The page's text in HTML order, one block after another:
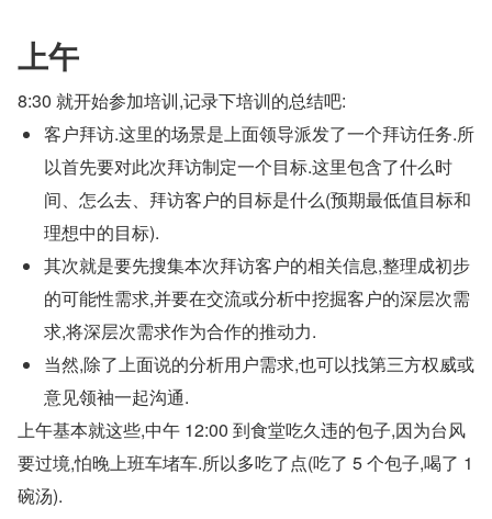
上午
8:30 就开始参加培训,记录下培训的总结吧:
客户拜访.这里的场景是上面领导派发了一个拜访任务.所
以首先要对此次拜访制定一个目标.这里包含了什么时
间、怎么去、拜访客户的目标是什么(预期最低值目标和
理想中的目标).
其次就是要先搜集本次拜访客户的相关信息,整理成初步
的可能性需求,并要在交流或分析中挖掘客户的深层次需
求,将深层次需求作为合作的推动力.
当然,除了上面说的分析用户需求,也可以找第三方权威或
意见领袖一起沟通.
上午基本就这些,中午 12:00 到食堂吃久违的包子,因为台风
要过境,怕晚上班车堵车.所以多吃了点(吃了 5 个包子,喝了 1
碗汤).